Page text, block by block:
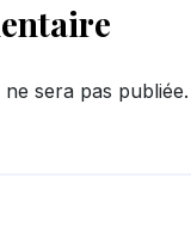
sera pas publiée.